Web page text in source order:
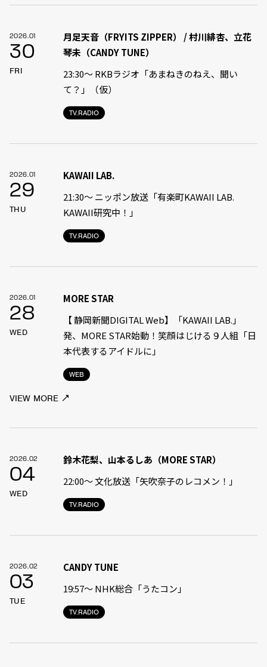
2026.01
30
FRI
TV.RADIO
月足天音（FRYITS ZIPPER） / 村川緋杏、立花
琴未（CANDY TUNE）
23:30〜 RKBラジオ「あまねきのねえ、聞い
て？」（仮）
2026.01
29
THU
TV.RADIO
KAWAII LAB.
21:30〜 ニッポン放送「有楽町KAWAII LAB.
KAWAII研究中！」
2026.01
28
WED
WEB
MORE STAR
【 静岡新聞DIGITAL Web】「KAWAII LAB.」
発、MORE STAR始動！笑顔はじける９人組「日
本代表するアイドルに」
VIEW MORE
2026.02
04
WED
TV.RADIO
鈴木花梨、山本るしあ（MORE STAR）
22:00〜 文化放送「矢吹奈子のレコメン！」
2026.02
03
TUE
TV.RADIO
CANDY TUNE
19:57〜 NHK総合「うたコン」